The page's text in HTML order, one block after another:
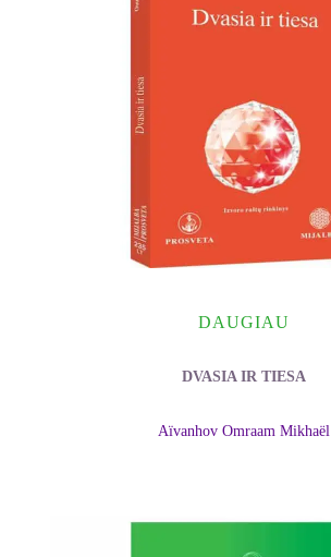
DAUGIAU
DVASIA IR TIESA
Aïvanhov Omraam Mikhaël